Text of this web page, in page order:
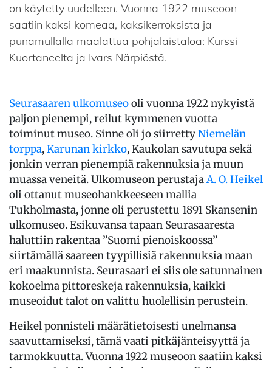
on käytetty uudelleen. Vuonna 1922 museoon
saatiin kaksi komeaa, kaksikerroksista ja
punamullalla maalattua pohjalaistaloa: Kurssi
Kuortaneelta ja Ivars Närpiöstä.
Seurasaaren ulkomuseooli vuonna 1922 nykyistä
paljon pienempi, reilut kymmenen vuotta
toiminut museo. Sinne oli jo siirrettyNiemelän
torppa,Karunan kirkko, Kaukolan savutupa sekä
jonkin verran pienempiä rakennuksia ja muun
muassa veneitä. Ulkomuseon perustajaA. O. Heikel
oli ottanut museohankkeeseen mallia
Tukholmasta, jonne oli perustettu 1891 Skansenin
ulkomuseo. Esikuvansa tapaan Seurasaaresta
haluttiin rakentaa ”Suomi pienoiskoossa”
siirtämällä saareen tyypillisiä rakennuksia maan
eri maakunnista. Seurasaari ei siis ole satunnainen
kokoelma pittoreskeja rakennuksia, kaikki
museoidut talot on valittu huolellisin perustein.
Heikel ponnisteli määrätietoisesti unelmansa
saavuttamiseksi, tämä vaati pitkäjänteisyyttä ja
tarmokkuutta. Vuonna 1922 museoon saatiin kaksi